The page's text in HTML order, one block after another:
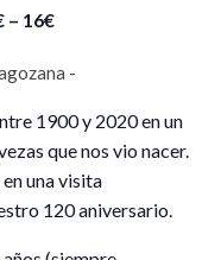
– 16€
1900 y 2020 en un
que nos vio nacer.
una visita
120 aniversario.